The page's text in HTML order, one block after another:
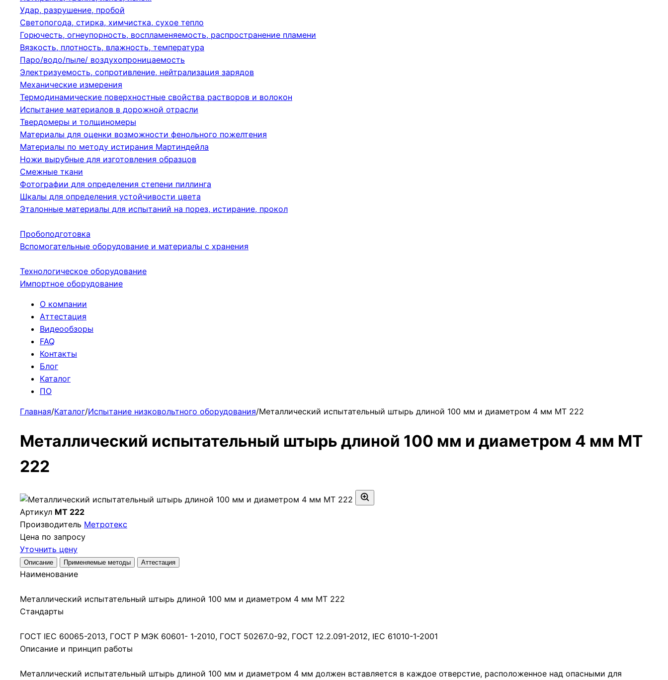
Удар, разрушение, пробой
Светопогода, стирка, химчистка, сухое тепло
Горючесть, огнеупорность, воспламеняемость, распространение пламени
Вязкость, плотность, влажность, температура
Паро/водо/пыле/ воздухопроницаемость
Электризуемость, сопротивление, нейтрализация зарядов
Механические измерения
Термодинамические поверхностные свойства растворов и волокон
Испытание материалов в дорожной отрасли
Твердомеры и толщиномеры
Материалы для оценки возможности фенольного пожелтения
Материалы по методу истирания Мартиндейла
Ножи вырубные для изготовления образцов
Смежные ткани
Фотографии для определения степени пиллинга
Шкалы для определения устойчивости цвета
Эталонные материалы для испытаний на порез, истирание, прокол
Пробоподготовка
Вспомогательные оборудование и материалы с хранения
Технологическое оборудование
Импортное оборудование
О компании
Аттестация
Видеообзоры
FAQ
Контакты
Блог
Каталог
ПО
Главная/Каталог/Испытание низковольтного оборудования/Металлический испытательный штырь длиной 100 мм и диаметром 4 мм МТ 222
Металлический испытательный штырь длиной 100 мм и диаметром 4 мм МТ
222
Артикул МТ 222
Производитель Метротекс
Цена по запросу
Уточнить цену
Описание Применяемые методы Аттестация
Наименование
Металлический испытательный штырь длиной 100 мм и диаметром 4 мм МТ 222
Стандарты
ГОСТ IEC 60065-2013, ГОСТ Р МЭК 60601- 1-2010, ГОСТ 50267.0-92, ГОСТ 12.2.091-2012, IEC 61010-1-2001
Описание и принцип работы
Металлический испытательный штырь длиной 100 мм и диаметром 4 мм должен вставляется в каждое отверстие, расположенное над опасными для